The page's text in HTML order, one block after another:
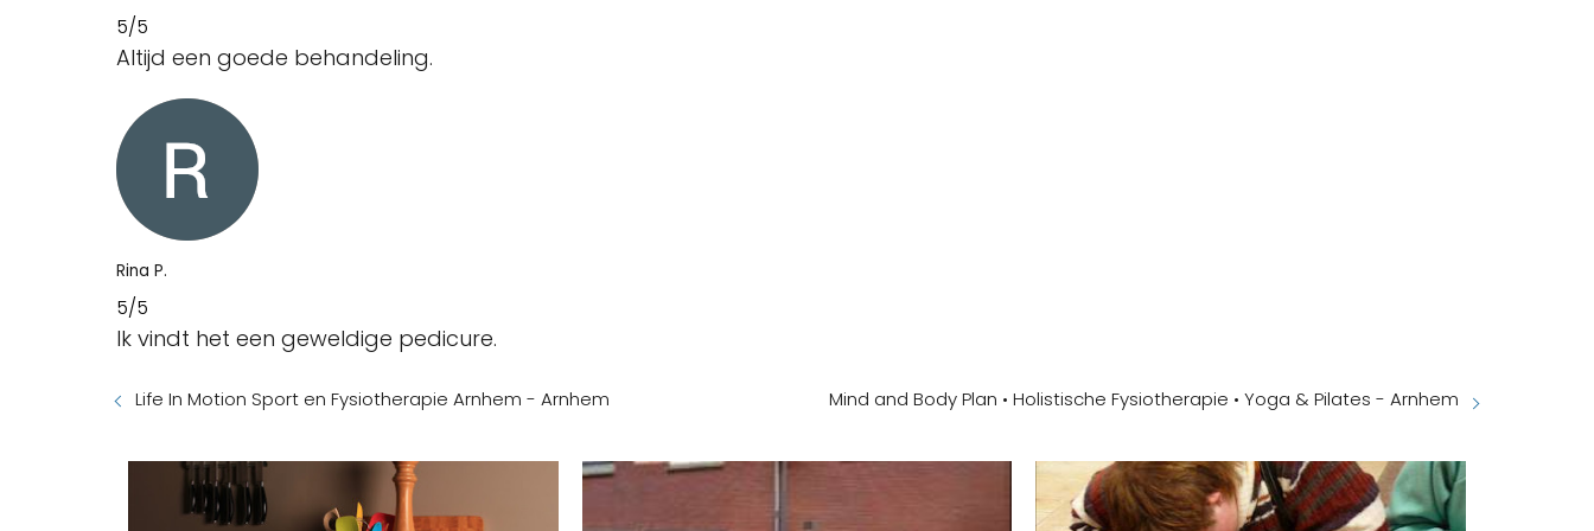
5/5
Altijd een goede behandeling.
Rina P.
5/5
Ik vindt het een geweldige pedicure.
Life In Motion Sport en Fysiotherapie Arnhem - Arnhem Mind and Body Plan • Holistische Fysiotherapie • Yoga & Pilates - Arnhem